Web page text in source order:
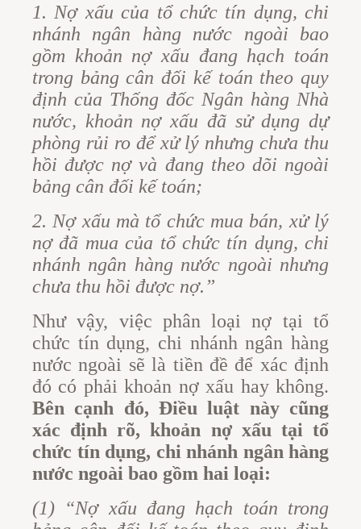
1. Nợ xấu của tổ chức tín dụng, chi
nhánh ngân hàng nước ngoài bao
gồm khoản nợ xấu đang hạch toán
trong bảng cân đối kế toán theo quy
định của Thống đốc Ngân hàng Nhà
nước, khoản nợ xấu đã sử dụng dự
phòng rủi ro để xử lý nhưng chưa thu
hồi được nợ và đang theo dõi ngoài
bảng cân đối kế toán;
2. Nợ xấu mà tổ chức mua bán, xử lý
nợ đã mua của tổ chức tín dụng, chi
nhánh ngân hàng nước ngoài nhưng
chưa thu hồi được nợ.”
Như vậy, việc phân loại nợ tại tổ
chức tín dụng, chi nhánh ngân hàng
nước ngoài sẽ là tiền đề để xác định
đó có phải khoản nợ xấu hay không.
Bên cạnh đó, Điều luật này cũng
xác định rõ, khoản nợ xấu tại tổ
chức tín dụng, chi nhánh ngân hàng
nước ngoài bao gồm hai loại:
(1) “Nợ xấu đang hạch toán trong